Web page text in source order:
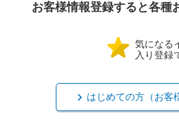
お客様情報登録すると各種
気になる
入り登録
はじめての方（お客